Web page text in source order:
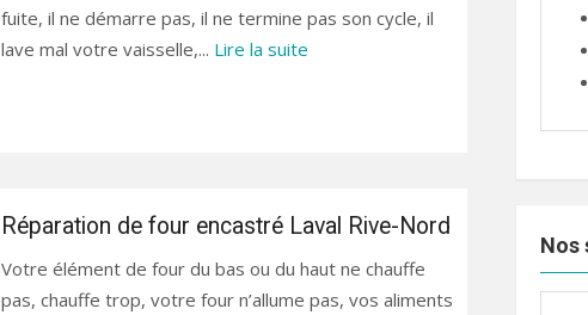
fuite, il ne démarre pas, il ne termine pas son cycle, il
lave mal votre vaisselle,... Lire la suite
Réparation de four encastré Laval Rive-Nord
Votre élément de four du bas ou du haut ne chauffe
pas, chauffe trop, votre four n’allume pas, vos aliments
Nos